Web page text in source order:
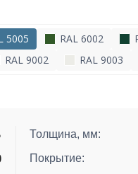
5005 RAL 6002
RAL 9002 RAL 9003
Толщина, мм:
Покрытие: